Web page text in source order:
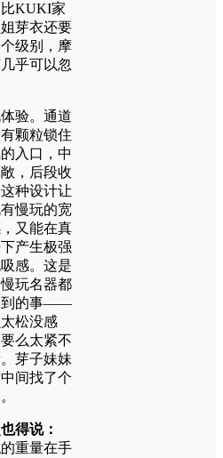
KUKI家
芽衣还要
级别，摩
乎可以忽
验。通道
颗粒锁住
入口，中
，后段收
种设计让
慢玩的宽
又能在真
产生极强
感。这是
玩名器都
到的事——
松没感
么太紧不
芽子妹妹
间找了个
得说：
的重量在手